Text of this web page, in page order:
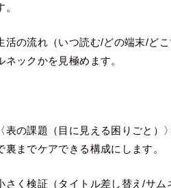
活の流れ（いつ読む/どの端末/ど
ネックかを見極めます。
表の課題（目に見える困りごと）
裏までケアできる構成にします。
さく検証（タイトル差し替え/サ